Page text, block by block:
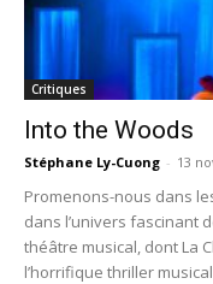
Critiques
Into the Woods
Stéphane Ly-Cuong - 13
Promenons-nous dans
dans l’univers fascinant
théâtre musical, dont La
l’horrifique thriller musical